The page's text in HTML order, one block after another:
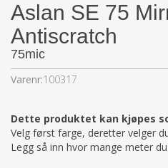
Aslan SE 75
Antiscratch
75mic
Varenr:100317
Dette produktet kan kjøpes
Velg først farge, deretter velger
Legg så inn hvor mange meter